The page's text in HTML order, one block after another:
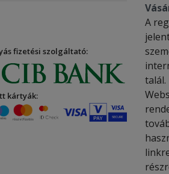
fizetési szolgáltató:
kártyák:
A
talál.